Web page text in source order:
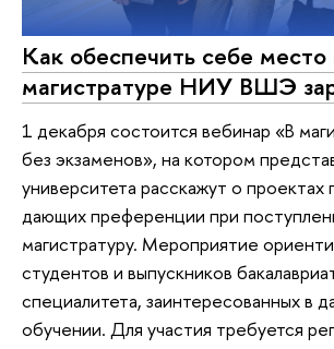
Как обеспечить себе место
магистратуре НИУ ВШЭ
1 декабря состоится вебинар «В
без экзаменов», на котором
университета расскажут о проектах
дающих преференции при
магистратуру. Мероприятие
студентов и выпускников
специалитета, заинтересованных в
обучении. Для участия требуется